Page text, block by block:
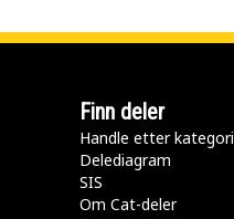
Finn deler
Handle etter kategori
Delediagram
SIS
Om Cat-deler